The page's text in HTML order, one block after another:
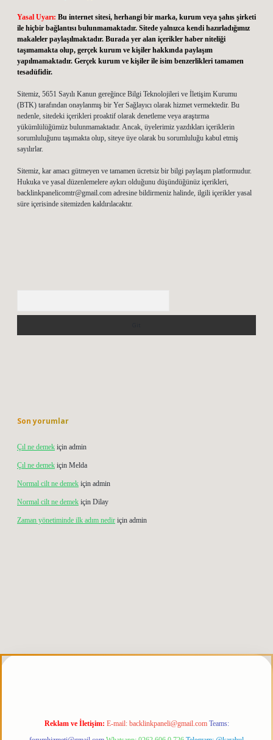
Yasal Uyarı: Bu internet sitesi, herhangi bir marka, kurum veya şahıs şirketi
ile hiçbir bağlantısı bulunmamaktadır. Sitede yalnızca kendi hazırladığımız
makaleler paylaşılmaktadır. Burada yer alan içerikler haber niteliği
taşımamakta olup, gerçek kurum ve kişiler hakkında paylaşım
yapılmamaktadır. Gerçek kurum ve kişiler ile isim benzerlikleri tamamen
tesadüfidir.
Sitemiz, 5651 Sayılı Kanun gereğince Bilgi Teknolojileri ve İletişim Kurumu
(BTK) tarafından onaylanmış bir Yer Sağlayıcı olarak hizmet vermektedir. Bu
nedenle, sitedeki içerikleri proaktif olarak denetleme veya araştırma
yükümlülüğümüz bulunmamaktadır. Ancak, üyelerimiz yazdıkları içeriklerin
sorumluluğunu taşımakta olup, siteye üye olarak bu sorumluluğu kabul etmiş
sayılırlar.
Sitemiz, kar amacı gütmeyen ve tamamen ücretsiz bir bilgi paylaşım platformudur.
Hukuka ve yasal düzenlemelere aykırı olduğunu düşündüğünüz içerikleri,
backlinkpanelicomtr@gmail.com adresine bildirmeniz halinde, ilgili içerikler yasal
süre içerisinde sitemizden kaldırılacaktır.
Son yorumlar
Çıl ne demek için admin
Çıl ne demek için Melda
Normal cilt ne demek için admin
Normal cilt ne demek için Dilay
Zaman yönetiminde ilk adım nedir için admin
Reklam ve İletişim: E-mail: backlinkpaneli@gmail.com Teams: